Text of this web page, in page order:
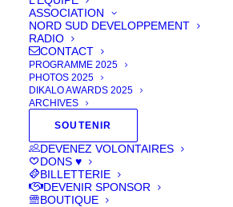
ASSOCIATION
NORD SUD DEVELOPPEMENT
RADIO
CONTACT
PROGRAMME 2025
PHOTOS 2025
DIKALO AWARDS 2025
ARCHIVES
SOUTENIR
DEVENEZ VOLONTAIRES
DONS ♥
BILLETTERIE
DEVENIR SPONSOR
BOUTIQUE
Aucun événement trouvé !